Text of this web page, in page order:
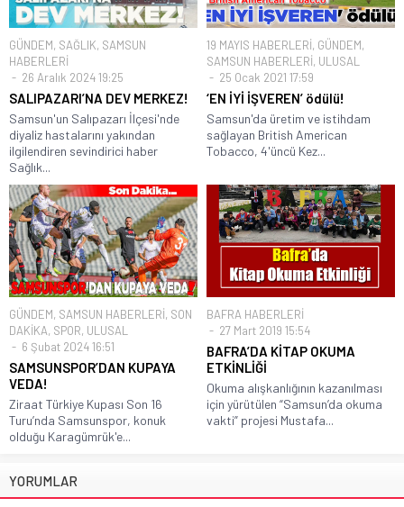
GÜNDEM, SAĞLIK, SAMSUN
HABERLERİ
26 Aralık 2024 19:25
SALIPAZARI’NA DEV MERKEZ!
Samsun'un Salıpazarı İlçesi'nde
diyaliz hastalarını yakından
ilgilendiren sevindirici haber
Sağlık...
19 MAYIS HABERLERİ, GÜNDEM,
SAMSUN HABERLERİ, ULUSAL
25 Ocak 2021 17:59
‘EN İYİ İŞVEREN’ ödülü!
Samsun'da üretim ve istihdam
sağlayan British American
Tobacco, 4'üncü Kez...
GÜNDEM, SAMSUN HABERLERİ, SON
DAKİKA, SPOR, ULUSAL
6 Şubat 2024 16:51
SAMSUNSPOR’DAN KUPAYA
VEDA!
Ziraat Türkiye Kupası Son 16
Turu’nda Samsunspor, konuk
olduğu Karagümrük'e...
BAFRA HABERLERİ
27 Mart 2019 15:54
BAFRA’DA KİTAP OKUMA
ETKİNLİĞİ
Okuma alışkanlığının kazanılması
için yürütülen “Samsun’da okuma
vakti” projesi Mustafa...
YORUMLAR